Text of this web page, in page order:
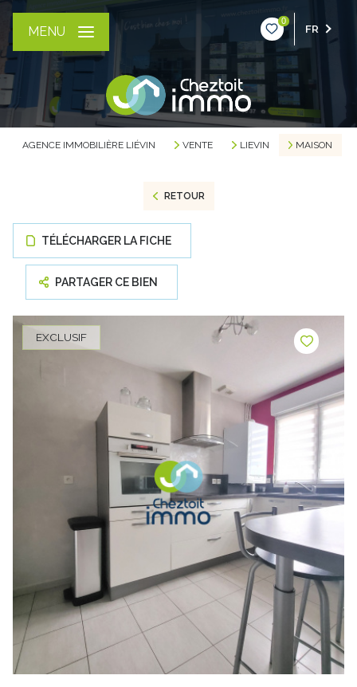
0
FR
MENU
AGENCE IMMOBILIÈRE LIÉVIN VENTE LIEVIN MAISON
RETOUR
TÉLÉCHARGER LA FICHE
PARTAGER CE BIEN
EXCLUSIF